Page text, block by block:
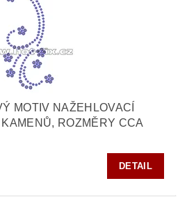
MOTIV NAŽEHLOVACÍ
ROZMĚRY CCA
DETAIL